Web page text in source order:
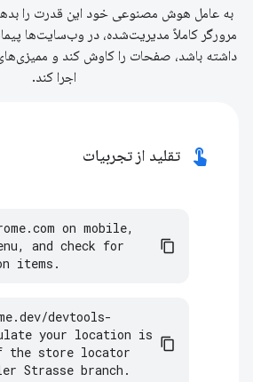
به عامل هوش مصنوعی خود این قدرت را
مرورگر کاملاً مدیریت‌شده، در وب‌سایت‌ها
داشته باشد، صفحات را کاوش کند و
اجرا کند.
touch_app تقلید از تجربیات
.com on mobile,
, and check for
items .
.dev/devtools-
your location is
the store locator
Strasse branch .